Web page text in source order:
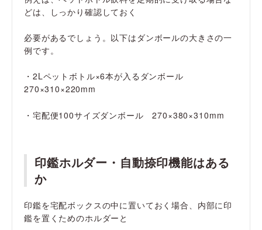
どは、しっかり確認しておく
必要があるでしょう。以下はダンボールの大きさの一
例です。
・2Lペットボトル×6本が入るダンボール
270×310×220mm
・宅配便100サイズダンボール 270×380×310mm
印鑑ホルダー・自動捺印機能はある
か
印鑑を宅配ボックスの中に置いておく場合、内部に印
鑑を置くためのホルダーと